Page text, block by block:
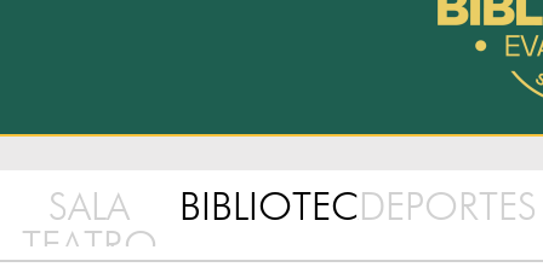
SALA
TEATRO
BIBLIOTECADEPORTES